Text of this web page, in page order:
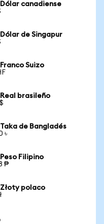
canadiense
de Singapur
Suizo
brasileño
de Bangladés
৳
Filipino
₱
polaco